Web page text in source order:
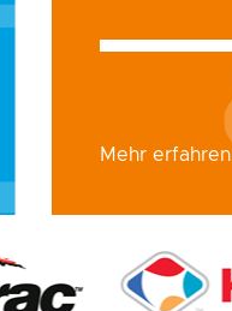
Mehr erfahren